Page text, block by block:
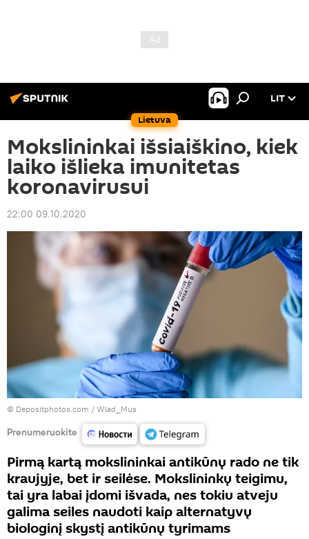
Lietuva
LIT
Mokslininkai išsiaiškino, kiek
laiko išlieka imunitetas
koronavirusui
22:00 09.10.2020
© Depositphotos.com / Wlad_Mus
Prenumeruokite
Pirmą kartą mokslininkai antikūnų rado ne tik
kraujyje, bet ir seilėse. Mokslininkų teigimu,
tai yra labai įdomi išvada, nes tokiu atveju
galima seiles naudoti kaip alternatyvų
biologinį skystį antikūnų tyrimams